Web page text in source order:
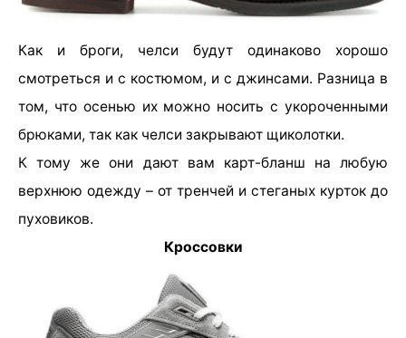
Как и броги, челси будут одинаково хорошо
смотреться и с костюмом, и с джинсами. Разница в
том, что осенью их можно носить с укороченными
брюками, так как челси закрывают щиколотки.
К тому же они дают вам карт-бланш на любую
верхнюю одежду – от тренчей и стеганых курток до
пуховиков.
Кроссовки